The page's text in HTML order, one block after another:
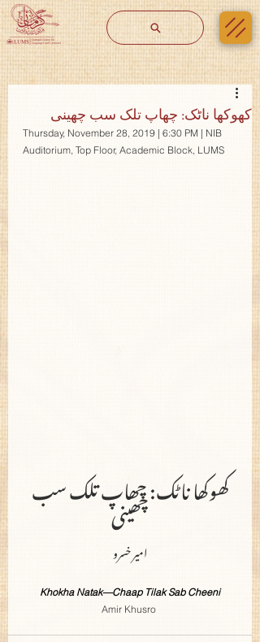
کھوکھا ناٹک: چھاپ تلک سب چھینی
Thursday, November 28, 2019 | 6:30 PM | NIB
Auditorium, Top Floor, Academic Block, LUMS
کھوکھا ناٹک: چھاپ تلک سب
چھینی
امیر خسرو
Khokha Natak—Chaap Tilak Sab Cheeni
Amir Khusro